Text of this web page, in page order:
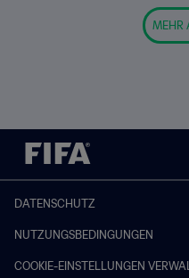
MEHR
DATENSCHUTZ
NUTZUNGSBEDINGUNGEN
COOKIE-EINSTELLUNGEN